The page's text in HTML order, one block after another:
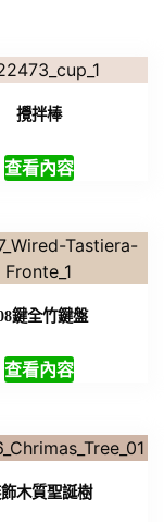
攪拌棒
查看內容
鍵全竹鍵盤
查看內容
木質聖誕樹